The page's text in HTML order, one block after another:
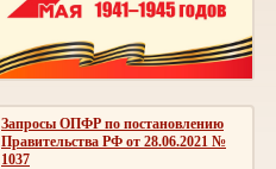
Запросы ОПФР по постановлению
Правительства РФ от 28.06.2021 №
1037